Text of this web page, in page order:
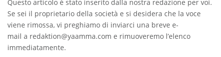
Questo articolo è stato inserito dalla nostra redazione per voi.
Se sei il proprietario della società e si desidera che la voce
viene rimossa, vi preghiamo di inviarci una breve e-
mail a redaktion@yaamma.com e rimuoveremo l’elenco
immediatamente.